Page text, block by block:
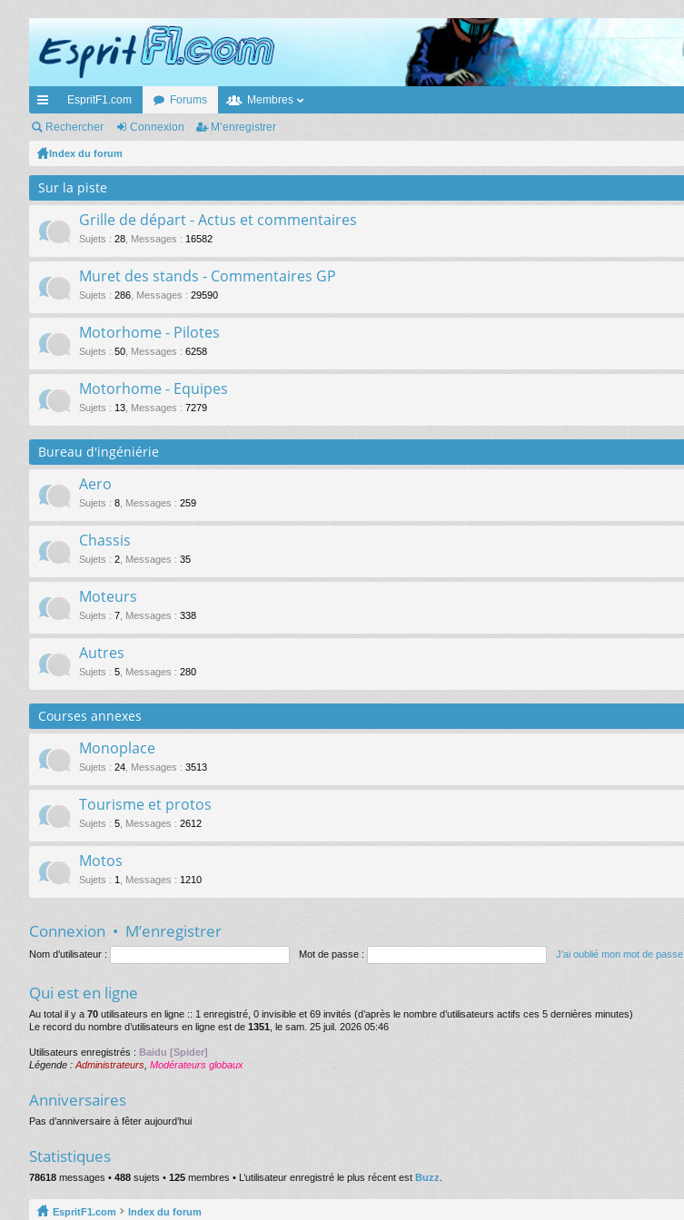
cc
ès
ra
pi
de
EspritF1.com Forums Membres
Rechercher Connexion M’enregistrer
Index du forum
Sur la piste
Grille de départ - Actus et commentaires
Sujets : 28 Messages : 16582
Muret des stands - Commentaires GP
Sujets : 286 Messages : 29590
Motorhome - Pilotes
Sujets : 50 Messages : 6258
Motorhome - Equipes
Sujets : 13 Messages : 7279
Bureau d'ingéniérie
Aero
Sujets : 8 Messages : 259
Chassis
Sujets : 2 Messages : 35
Moteurs
Sujets : 7 Messages : 338
Autres
Sujets : 5 Messages : 280
Courses annexes
Monoplace
Sujets : 24 Messages : 3513
Tourisme et protos
Sujets : 5 Messages : 2612
Motos
Sujets : 1 Messages : 1210
Connexion • M’enregistrer
Nom d’utilisateur : Mot de passe : J’ai oublié mon mot de passe
Qui est en ligne
Au total il y a 70 utilisateurs en ligne :: 1 enregistré, 0 invisible et 69 invités (d’après le nombre d’utilisateurs actifs ces 5 dernières minutes)
Le record du nombre d’utilisateurs en ligne est de 1351 , le sam. 25 juil. 2026 05:46
Utilisateurs enregistrés : Baidu [Spider]
Légende : Administrateurs Modérateurs globaux
Anniversaires
Pas d’anniversaire à fêter aujourd’hui
Statistiques
78618 messages • 488 sujets • 125 membres • L’utilisateur enregistré le plus récent est Buzz
EspritF1.com Index du forum